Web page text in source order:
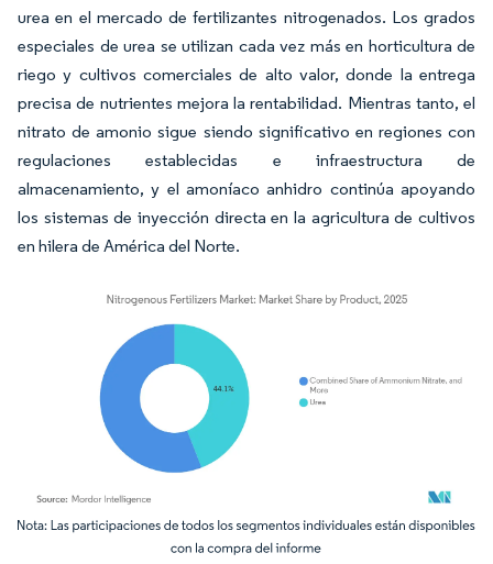
urea en el mercado de fertilizantes nitrogenados. Los grados
especiales de urea se utilizan cada vez más en horticultura de
riego y cultivos comerciales de alto valor, donde la entrega
precisa de nutrientes mejora la rentabilidad. Mientras tanto, el
nitrato de amonio sigue siendo significativo en regiones con
regulaciones establecidas e infraestructura de
almacenamiento, y el amoníaco anhidro continúa apoyando
los sistemas de inyección directa en la agricultura de cultivos
en hilera de América del Norte.
Imagen © Mordor Intelligence. El uso requiere atribución según CC BY 4.0.